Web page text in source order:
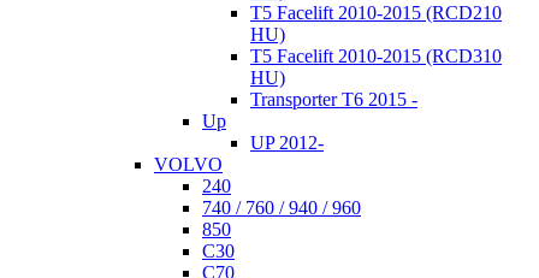
T5 Facelift 2010-2015 (RCD210
HU)
T5 Facelift 2010-2015 (RCD310
HU)
Transporter T6 2015 -
Up
UP 2012-
VOLVO
240
740 / 760 / 940 / 960
850
C30
C70